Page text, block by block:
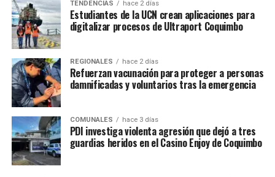
TENDENCIAS hace 2 días
Estudiantes de la UCN crean aplicaciones para
digitalizar procesos de Ultraport Coquimbo
REGIONALES hace 2 días
Refuerzan vacunación para proteger a personas
damnificadas y voluntarios tras la emergencia
COMUNALES hace 3 días
PDI investiga violenta agresión que dejó a tres
guardias heridos en el Casino Enjoy de Coquimbo